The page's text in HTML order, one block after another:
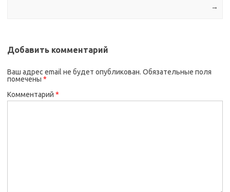
→
Добавить комментарий
Ваш адрес email не будет опубликован. Обязательные поля
помечены *
Комментарий *